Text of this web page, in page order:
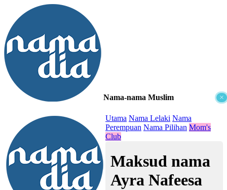
×
Nama-nama Muslim
Utama Nama Lelaki Nama
Perempuan Nama Pilihan Mom's
Club
Maksud nama
Ayra Nafeesa